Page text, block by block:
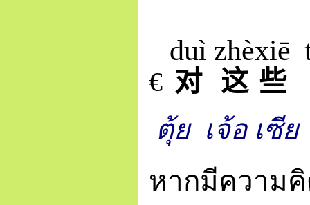
€ 对
duì
这
zhè
些
xiē
ตุ้ย เจ้อ เซีย
หากมีความคิ